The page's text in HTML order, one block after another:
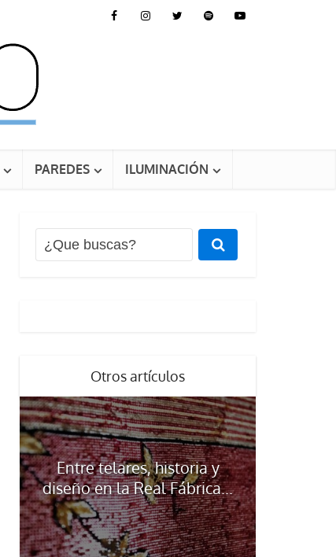
PAREDES ILUMINACIÓN
Otros artículos
Entre telares, historia y
diseño en la Real Fábrica...